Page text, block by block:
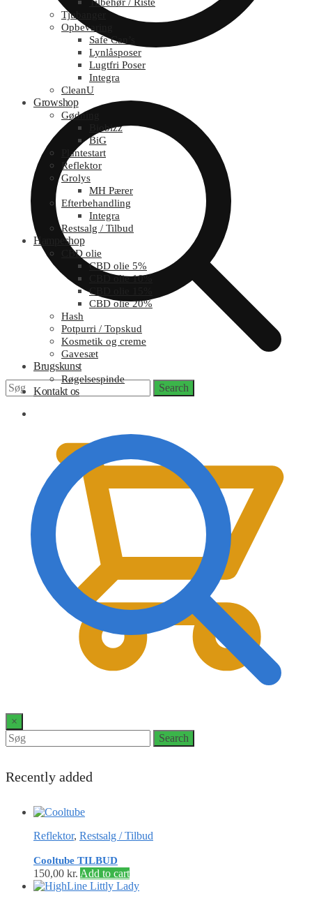
Search
for:
Search
Tjubanger
Opbevaring
Safe Can’s
Lynlåsposer
Lugtfri Poser
Integra
CleanU
Growshop
Gødning
Biobizz
BiG
Plantestart
Reflektor
Grolys
MH Pærer
Efterbehandling
Integra
Restsalg / Tilbud
Hampeshop
CBD olie
CBD olie 5%
CBD olie 10%
CBD olie 15%
CBD olie 20%
Hash
Potpurri / Topskud
Kosmetik og creme
Gavesæt
Brugskunst
Røgelsespinde
Kontakt os
×
Search
for:
Search
Recently added
Reflektor, Restsalg / Tilbud
Cooltube TILBUD
150,00 kr. Add to cart